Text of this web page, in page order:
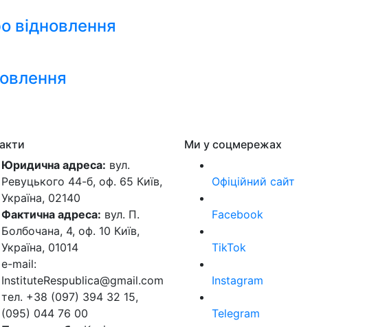
відновлення
Юридична адреса: вул.
Ревуцького 44-б, оф. 65 Київ,
Україна, 02140
Фактична адреса: вул. П.
Болбочана, 4, оф. 10 Київ,
Україна, 01014
e-mail:
InstituteRespublica@gmail.com
тел. +38 (097) 394 32 15,
(095) 044 76 00
Ми у соцмережах
Офіційний сайт
Facebook
TikTok
Instagram
Telegram